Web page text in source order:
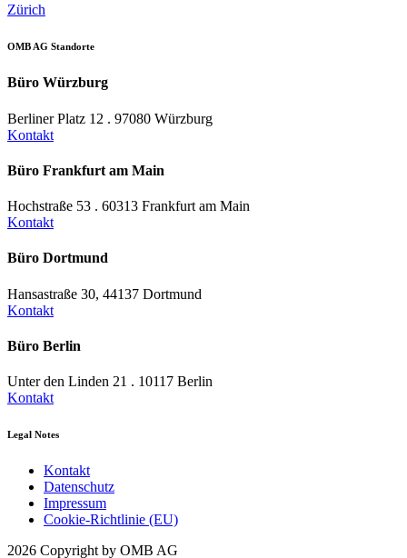
Zürich
OMB AG Standorte
Büro Würzburg
Berliner Platz 12 . 97080 Würzburg
Kontakt
Büro Frankfurt am Main
Hochstraße 53 . 60313 Frankfurt am Main
Kontakt
Büro Dortmund
Hansastraße 30, 44137 Dortmund
Kontakt
Büro Berlin
Unter den Linden 21 . 10117 Berlin
Kontakt
Legal Notes
Kontakt
Datenschutz
Impressum
Cookie-Richtlinie (EU)
2026 Copyright by OMB AG